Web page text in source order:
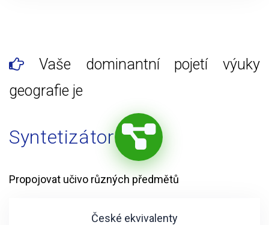
Vaše dominantní pojetí výuky
geografie je
Syntetizátor
Propojovat učivo různých předmětů
České ekvivalenty